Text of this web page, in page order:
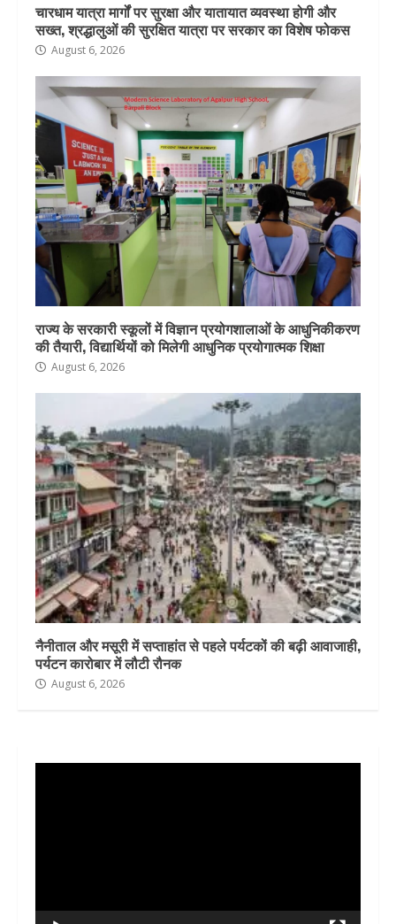
चारधाम यात्रा मार्गों पर सुरक्षा और यातायात व्यवस्था होगी और
सख्त, श्रद्धालुओं की सुरक्षित यात्रा पर सरकार का विशेष फोकस
August 6, 2026
राज्य के सरकारी स्कूलों में विज्ञान प्रयोगशालाओं के आधुनिकीकरण
की तैयारी, विद्यार्थियों को मिलेगी आधुनिक प्रयोगात्मक शिक्षा
August 6, 2026
नैनीताल और मसूरी में सप्ताहांत से पहले पर्यटकों की बढ़ी आवाजाही,
पर्यटन कारोबार में लौटी रौनक
August 6, 2026